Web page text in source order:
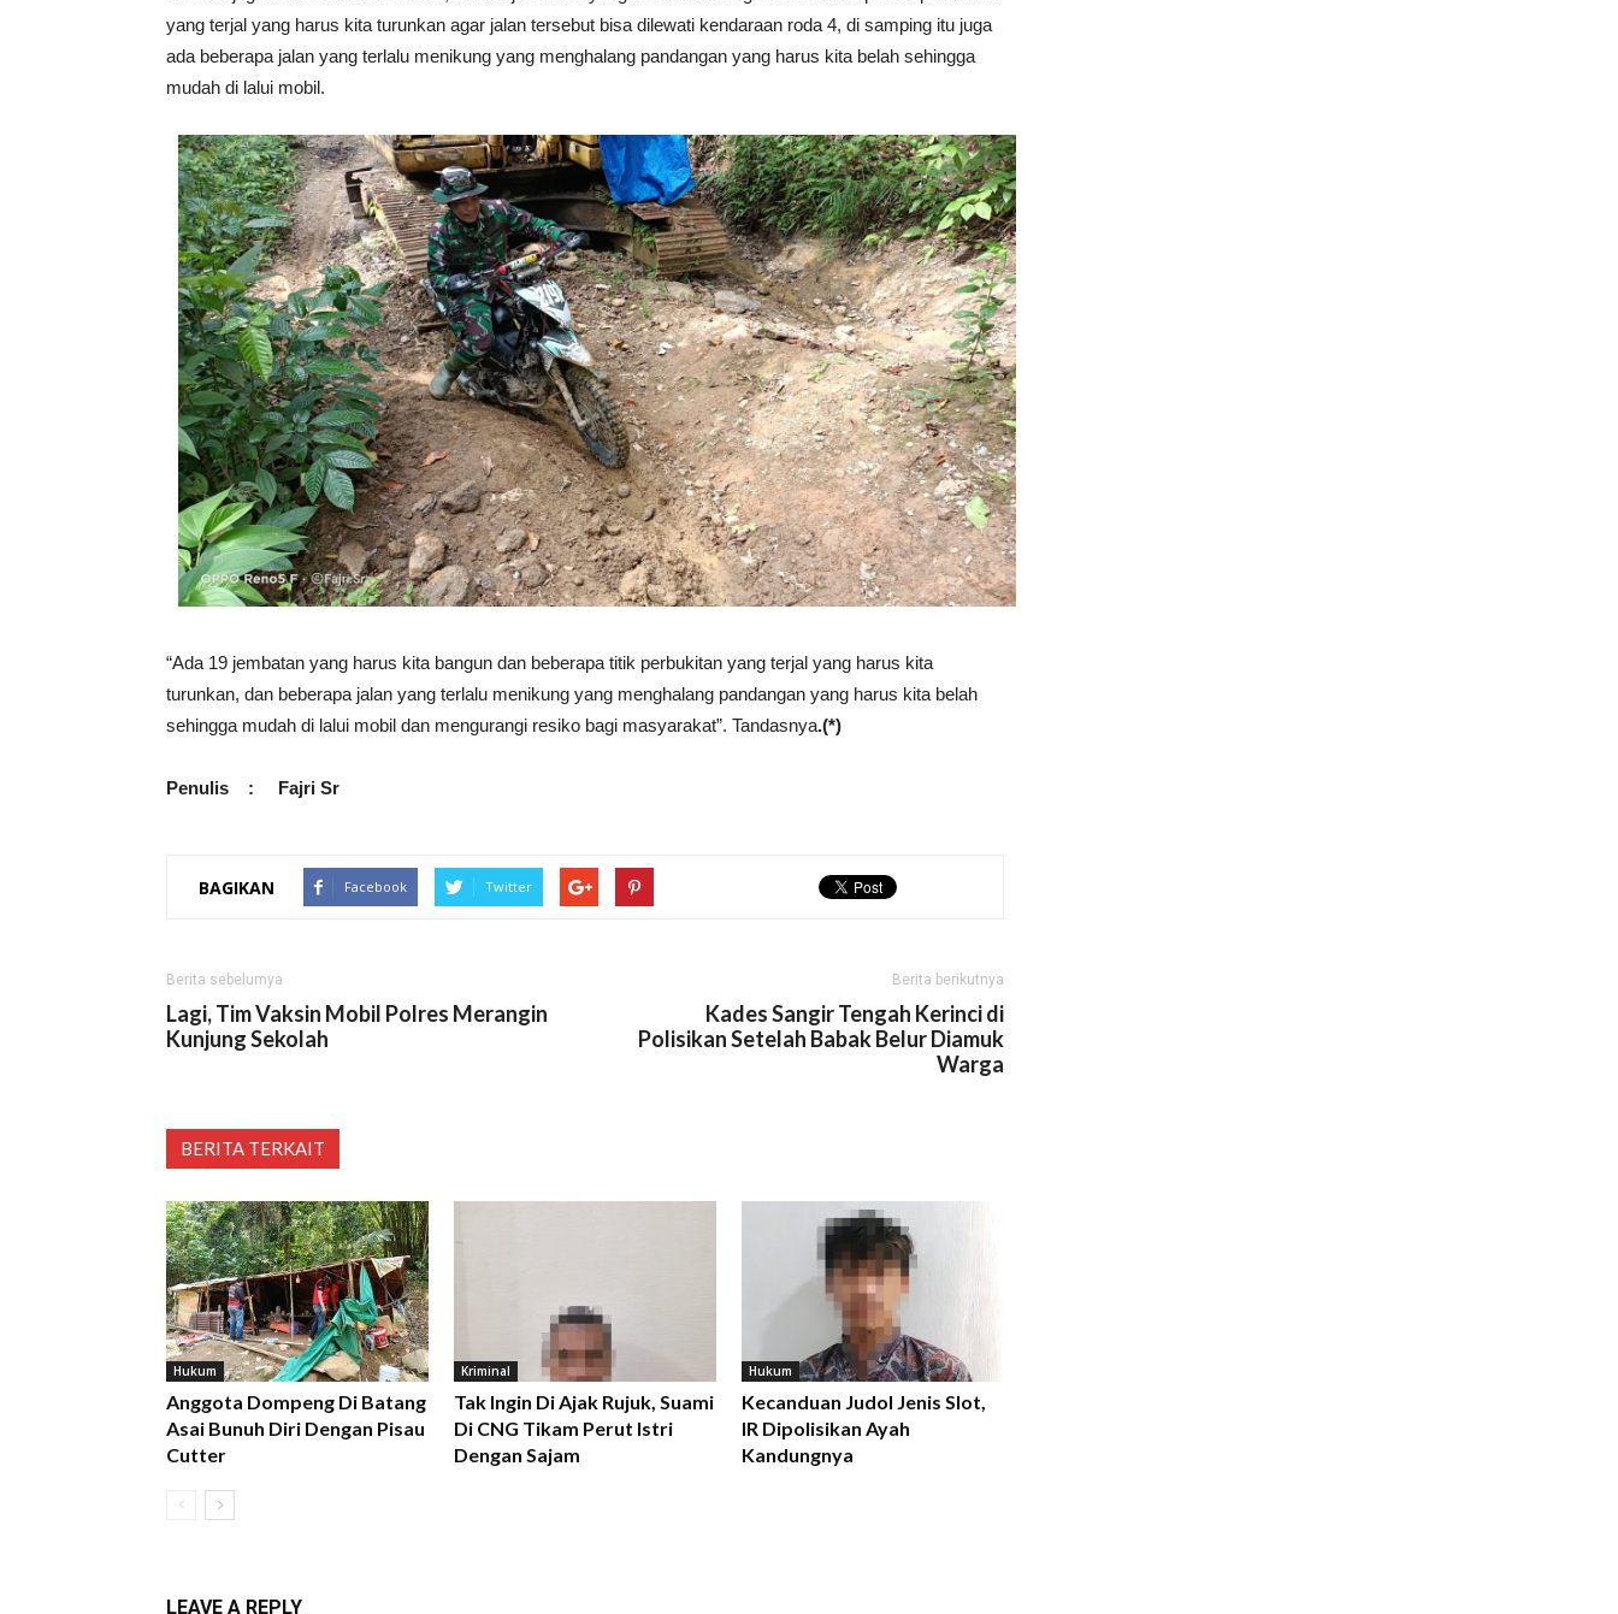
yang terjal yang harus kita turunkan agar jalan tersebut bisa dilewati kendaraan roda 4, di samping itu juga
ada beberapa jalan yang terlalu menikung yang menghalang pandangan yang harus kita belah sehingga
mudah di lalui mobil.
“Ada 19 jembatan yang harus kita bangun dan beberapa titik perbukitan yang terjal yang harus kita
turunkan, dan beberapa jalan yang terlalu menikung yang menghalang pandangan yang harus kita belah
sehingga mudah di lalui mobil dan mengurangi resiko bagi masyarakat”. Tandasnya.(*)
Penulis : Fajri Sr
BAGIKAN Facebook Twitter
Berita sebelumya
Lagi, Tim Vaksin Mobil Polres Merangin
Kunjung Sekolah
Berita berikutnya
Kades Sangir Tengah Kerinci di
Polisikan Setelah Babak Belur Diamuk
Warga
BERITA TERKAIT
Hukum
Anggota Dompeng Di Batang
Asai Bunuh Diri Dengan Pisau
Cutter
Kriminal
Tak Ingin Di Ajak Rujuk, Suami
Di CNG Tikam Perut Istri
Dengan Sajam
Hukum
Kecanduan Judol Jenis Slot,
IR Dipolisikan Ayah
Kandungnya
LEAVE A REPLY